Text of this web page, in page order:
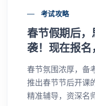
考试攻略
春节假期后
袭！现在报
春节氛围浓厚，备
推出春节节后开课
精准辅导，资深名